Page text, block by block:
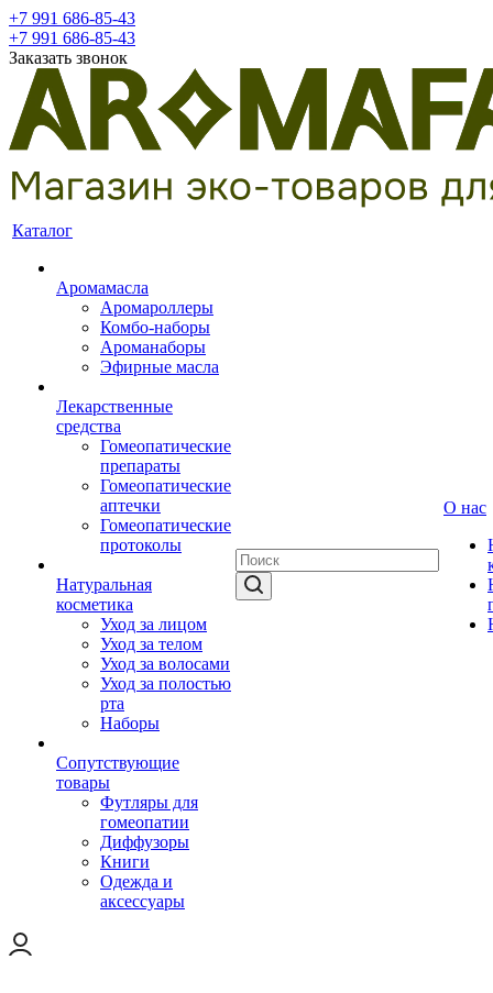
+7 991 686-85-43
+7 991 686-85-43
Заказать звонок
Каталог
Аромамасла
Аромароллеры
Комбо-наборы
Ароманаборы
Эфирные масла
Лекарственные
средства
Гомеопатические
препараты
Гомеопатические
аптечки
Гомеопатические
протоколы
Натуральная
косметика
Уход за лицом
Уход за телом
Уход за волосами
Уход за полостью
рта
Наборы
Сопутствующие
товары
Футляры для
гомеопатии
Диффузоры
Книги
Одежда и
аксессуары
О нас